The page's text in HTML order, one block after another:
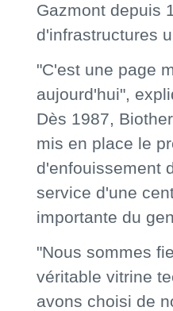
Gazmont depuis
d'infrastructures
"C'est une page
aujourd'hui",
Dès 1987,
mis en place le
d'enfouissement
service d'une
importante du
"Nous sommes
véritable vitrine
avons choisi de